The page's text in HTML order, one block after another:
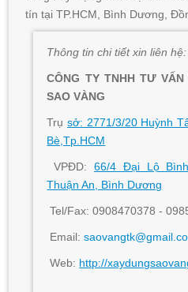
tín tại TP.HCM, Bình Dương,
Thông tin chi tiết xin liên hệ:
CÔNG TY TNHH TƯ
SAO VÀNG
Trụsở: 2771/3/20 Huỳnh
Bè,Tp.HCM
VPĐD: 66/4 Đại Lộ
Thuận An, Bình Dương
Tel/Fax: 0908470378 -
Email:
Web: http://